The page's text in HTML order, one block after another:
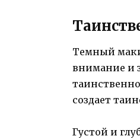
Темный
внимание и
создает
Густой и